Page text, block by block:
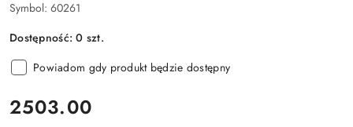
Symbol: 60261
Dostępność:0 szt.
Powiadom gdy produkt będzie dostępny
cena:
2503.00